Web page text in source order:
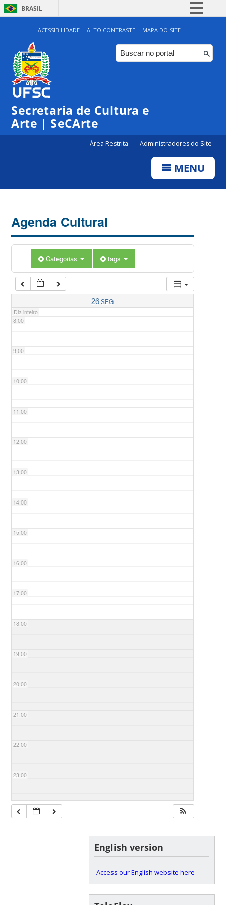
BRASIL
Simplifique!
Comunica BR
Participe
ACESSIBILIDADE ALTO CONTRASTE MAPA DO SITE
Secretaria de Cultura e
Arte | SeCArte
Área Restrita Administradores do Site
MENU
Agenda Cultural
Categorias tags
26SEG
Dia inteiro
0:00
1:00
5:00
7:00
8:00
9:00
10:00
11:00
12:00
13:00
14:00
15:00
16:00
17:00
18:00
19:00
20:00
21:00
22:00
23:00
English version
Access our English website here